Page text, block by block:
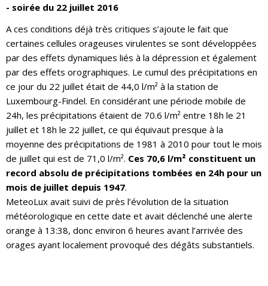
- soirée du 22 juillet 2016
A ces conditions déjà très critiques s’ajoute le fait que
certaines cellules orageuses virulentes se sont développées
par des effets dynamiques liés à la dépression et également
par des effets orographiques. Le cumul des précipitations en
ce jour du 22 juillet était de 44,0 l/m² à la station de
Luxembourg-Findel. En considérant une période mobile de
24h, les précipitations étaient de 70.6 l/m² entre 18h le 21
juillet et 18h le 22 juillet, ce qui équivaut presque à la
moyenne des précipitations de 1981 à 2010 pour tout le mois
de juillet qui est de 71,0 l/m². Ces 70,6 l/m² constituent un
record absolu de précipitations tombées en 24h pour un
mois de juillet depuis 1947.
MeteoLux avait suivi de près l’évolution de la situation
météorologique en cette date et avait déclenché une alerte
orange à 13:38, donc environ 6 heures avant l’arrivée des
orages ayant localement provoqué des dégâts substantiels.